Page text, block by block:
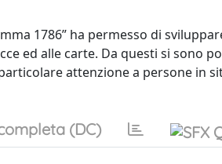
1786” ha permesso di
ed alle carte. Da questi si sono
attenzione a persone in
(DC)